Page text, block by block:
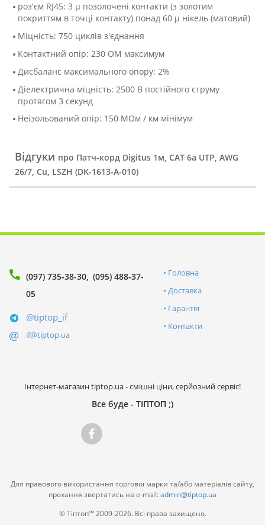
роз'єм RJ45: 3 μ позолочені контакти (з золотим
покриттям в точці контакту) понад 60 μ нікель (матовий)
Міцність: 750 циклів з'єднання
Контактний опір: 230 ОМ максимум
Дисбаланс максимального опору: 2%
Діелектрична міцність: 2500 В постійного струму
протягом 3 секунд
Неізольований опір: 150 МОм / км мінімум
Відгуки про Патч-корд Digitus 1м, CAT 6a UTP, AWG
26/7, Cu, LSZH (DK-1613-A-010)
(097) 735-38-30 (095) 488-37-
05
@tiptop_if
if@tiptop.ua
Головна
Доставка
Гарантія
Контакти
Інтернет-магазин tiptop.ua - смішні ціни, серйозний сервіс!
Все буде - ТІПТОП ;)
Для правового використання торгової марки та/або матеріалів сайту,
прохання звертатись на e-mail:admin@tiptop.ua
© Тіптоп™ 2009-2026. Всі права захищено.